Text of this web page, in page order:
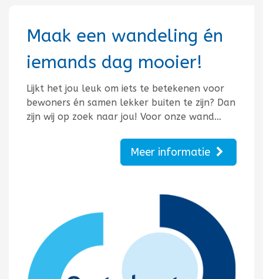
Maak een wandeling én
iemands dag mooier!
Lijkt het jou leuk om iets te betekenen voor
bewoners én samen lekker buiten te zijn? Dan
zijn wij op zoek naar jou! Voor onze wand…
Meer informatie